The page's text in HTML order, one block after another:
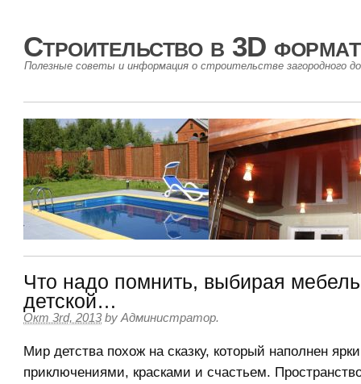
Строительство в 3D
Полезные советы и информация о строительстве загородного
Что надо помнить, выбирая
детской…
Окт 3rd, 2013 by Администратор.
Мир детства похож на сказку, который наполнен
приключениями, красками и счастьем.